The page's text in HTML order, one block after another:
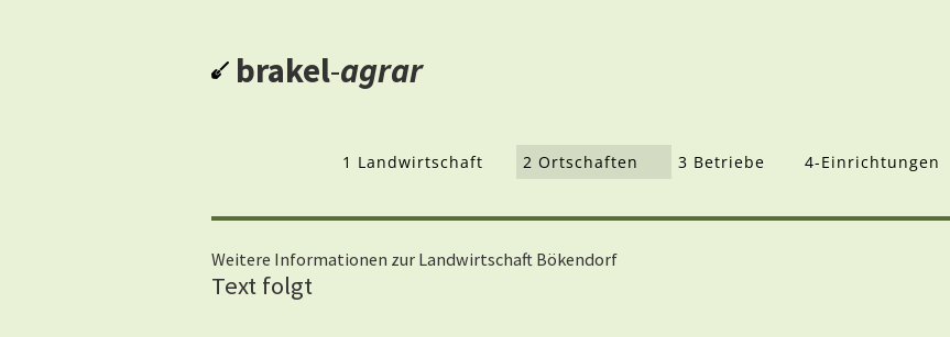
brakel-agrar
1 Landwirtschaft 2 Ortschaften 3 Betriebe 4-Einrichtungen
Weitere Informationen zur Landwirtschaft Bökendorf
Text folgt